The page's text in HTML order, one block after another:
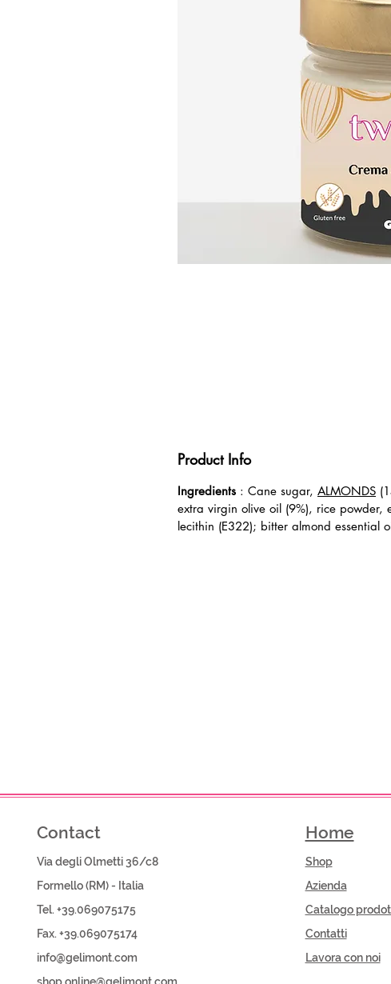
Product Info
Ingredients : Cane sugar, ALMONDS
extra virgin olive oil (9%), rice powder,
lecithin (E322); bitter almond essential
Contact
Via degli Olmetti 36/c8
Formello (RM) - Italia
Tel. +39.069075175
Fax. +39.069075174
info@gelimont.com
Home
Shop​
Azienda
Catalogo
Contatti
Lavora con noi